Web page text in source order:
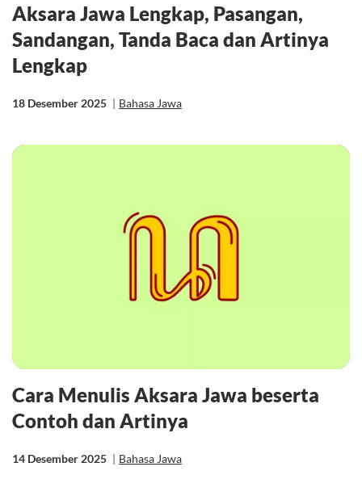
Aksara Jawa Lengkap, Pasangan,
Sandangan, Tanda Baca dan Artinya
Lengkap
18 Desember 2025 | Bahasa Jawa
Cara Menulis Aksara Jawa beserta
Contoh dan Artinya
14 Desember 2025 | Bahasa Jawa